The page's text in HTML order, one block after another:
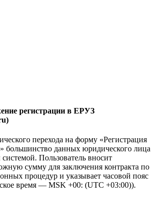
регистрации в ЕРУЗ
перехода на форму «Регистрация
большинство данных юридического лица
Пользователь вносит
сумму для заключения контракта по
процедур и указывает часовой пояс
время — MSK +00: (UTC +03:00)).